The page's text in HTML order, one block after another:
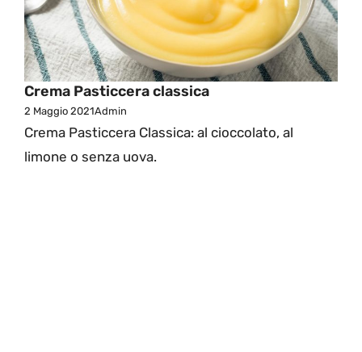
Crema Pasticcera classica
2 Maggio 2021Admin
Crema Pasticcera Classica: al cioccolato, al
limone o senza uova.